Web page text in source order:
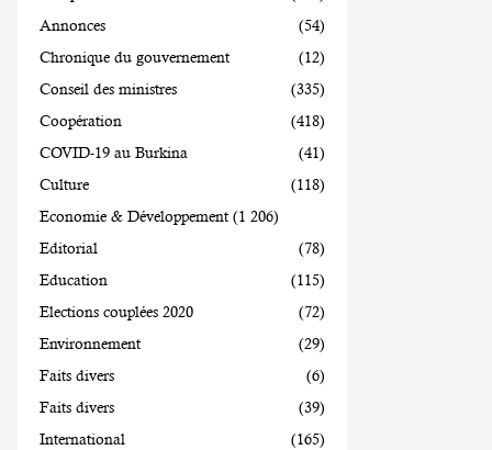
Annonces
(54)
Chronique du gouvernement
(12)
Conseil des ministres
(335)
Coopération
(418)
COVID-19 au Burkina
(41)
Culture
(118)
Economie & Développement (1 206)
Editorial
(78)
Education
(115)
Elections couplées 2020
(72)
Environnement
(29)
Faits divers
(6)
Faits divers
(39)
International
(165)